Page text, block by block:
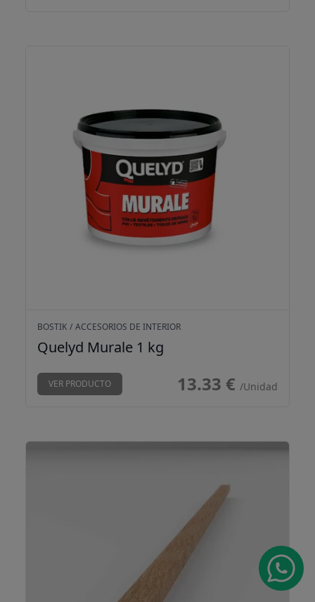
BOSTIK / ACCESORIOS DE INTERIOR
Quelyd Murale 1 kg
VER PRODUCTO 13.33 € /Unidad